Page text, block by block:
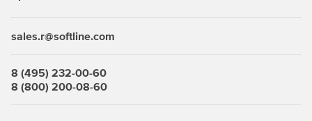
sales.r@softline.com
8 (495) 232-00-60
8 (800) 200-08-60